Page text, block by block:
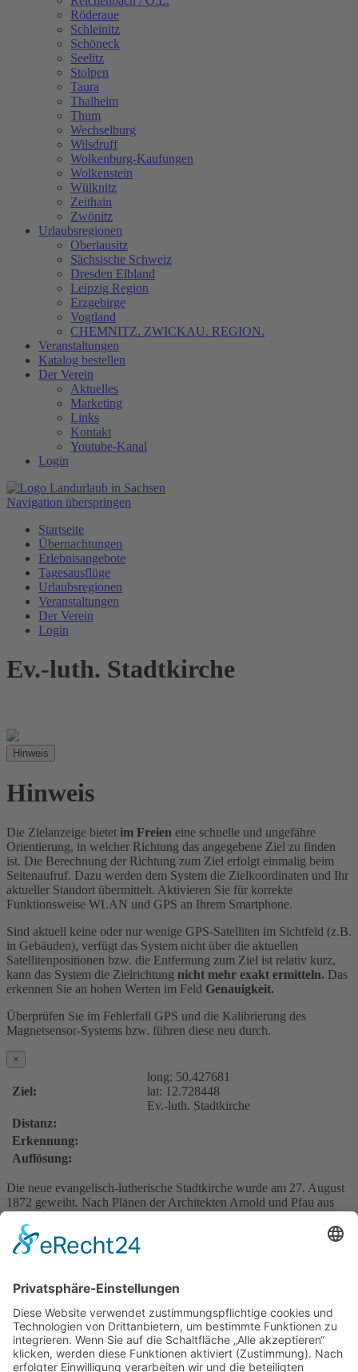
Röderaue
Schleinitz
Schöneck
Seelitz
Stolpen
Taura
Thalheim
Thum
Wechselburg
Wilsdruff
Wolkenburg-Kaufungen
Wolkenstein
Wülknitz
Zeithain
Zwönitz
Urlaubsregionen
Oberlausitz
Sächsische Schweiz
Dresden Elbland
Leipzig Region
Erzgebirge
Vogtland
CHEMNITZ. ZWICKAU. REGION.
Veranstaltungen
Katalog bestellen
Der Verein
Aktuelles
Marketing
Links
Kontakt
Youtube-Kanal
Login
Navigation überspringen
Startseite
Übernachtungen
Erlebnisangebote
Tagesausflüge
Urlaubsregionen
Veranstaltungen
Der Verein
Login
Ev.-luth. Stadtkirche
Hinweis
Hinweis
Die Zielanzeige bietet im Freien eine schnelle und ungefähre
Orientierung, in welcher Richtung das angegebene Ziel zu finden
ist. Die Berechnung der Richtung zum Ziel erfolgt einmalig beim
Seitenaufruf. Dazu werden dem System die Zielkoordinaten und Ihr
aktueller Standort übermittelt. Aktivieren Sie für korrekte
Funktionsweise WLAN und GPS an Ihrem Smartphone.
Sind aktuell keine oder nur wenige GPS-Satelliten im Sichtfeld (z.B.
in Gebäuden), verfügt das System nicht über die aktuellen
Satellitenpositionen bzw. die Entfernung zum Ziel ist relativ kurz,
kann das System die Zielrichtung nicht mehr exakt ermitteln. Das
erkennen Sie an hohen Werten im Feld Genauigkeit.
Überprüfen Sie im Fehlerfall GPS und die Kalibrierung des
Magnetsensor-Systems bzw. führen diese neu durch.
×
Ziel:
long: 50.427681
lat: 12.728448
Ev.-luth. Stadtkirche
Distanz:
Erkennung:
Auflösung:
Die neue evangelisch-lutherische Stadtkirche wurde am 27. August
1872 geweiht. Nach Plänen der Architekten Arnold und Pfau aus
dreischiffigen fünfjochigen Halle mit eingezogenem Chor wieder
aufgebaut. Der Turm erreicht mit dem darauf befindlichem Kreuz
Für Kurzentschlossene